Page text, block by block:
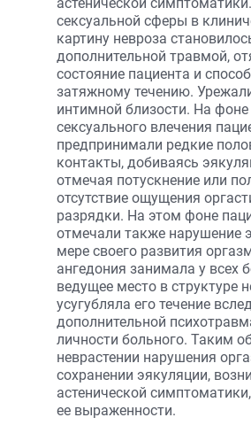
сексуальной сферы в
картину невроза
дополнительной травмой,
состояние пациента и
затяжному течению.
интимной близости. На
сексуального влечения
предпринимали редкие
контакты, добиваясь
отмечая потускнение или
отсутствие ощущения
разрядки. На этом фоне
отмечали также нарушение
мере своего развития
ангедония занимала у всех
ведущее место в структуре
усугубляла его течение
дополнительной
личности больного. Таким
неврастении нарушения
сохранении эякуляции,
астенической
ее выраженности.